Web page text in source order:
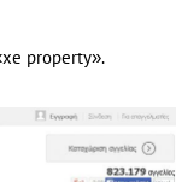
property».